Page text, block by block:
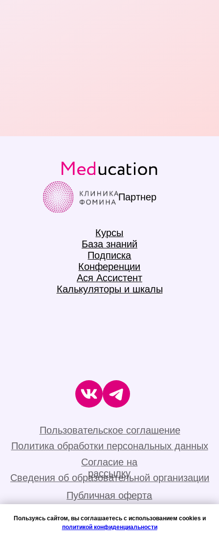
Пользуясь сайтом, вы соглашаетесь с использованием cookies и
политикой конфиденциальности